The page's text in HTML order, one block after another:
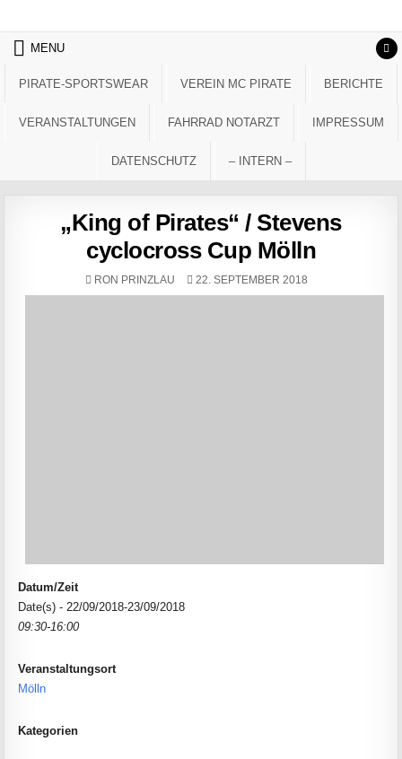
MENU
PIRATE-SPORTSWEAR VEREIN MC PIRATE BERICHTE
VERANSTALTUNGEN FAHRRAD NOTARZT IMPRESSUM
DATENSCHUTZ – INTERN –
„King of Pirates“ / Stevens
cyclocross Cup Mölln
AUTHOR:
RON PRINZLAU PUBLISHED DATE:
22. SEPTEMBER 2018
Datum/Zeit
Date(s) - 22/09/2018-23/09/2018
09:30-16:00
Veranstaltungsort
Mölln
Kategorien